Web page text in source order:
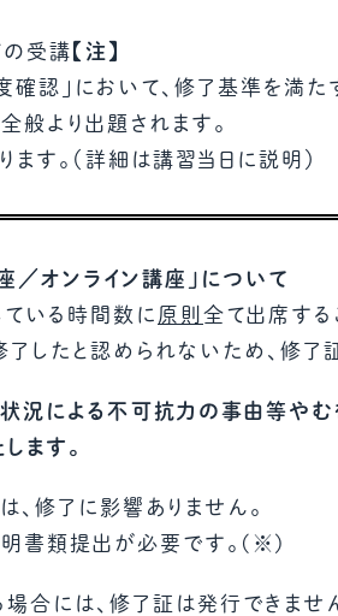
の受講 【注】
確認」において、修了基準を満た
より出題されます。
。（詳細は講習当日に説明）
／オンライン講座」について
ている時間数に 原則 全て出席する
したと認められないため、修了
況による不可抗力の事由等やむ
ます。
修了に影響ありません。
書類提出が必要です。(※)
合には、修了証は発行できませ